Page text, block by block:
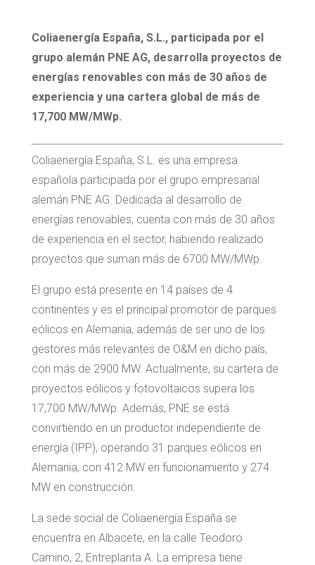
Coliaenergía España, S.L., participada por el
grupo alemán PNE AG, desarrolla proyectos de
energías renovables con más de 30 años de
experiencia y una cartera global de más de
17,700 MW/MWp.
Coliaenergía España, S.L. es una empresa
española participada por el grupo empresarial
alemán PNE AG. Dedicada al desarrollo de
energías renovables, cuenta con más de 30 años
de experiencia en el sector, habiendo realizado
proyectos que suman más de 6700 MW/MWp.
El grupo está presente en 14 países de 4
continentes y es el principal promotor de parques
eólicos en Alemania, además de ser uno de los
gestores más relevantes de O&M en dicho país,
con más de 2900 MW. Actualmente, su cartera de
proyectos eólicos y fotovoltaicos supera los
17,700 MW/MWp. Además, PNE se está
convirtiendo en un productor independiente de
energía (IPP), operando 31 parques eólicos en
Alemania, con 412 MW en funcionamiento y 274
MW en construcción.
La sede social de Coliaenergía España se
encuentra en Albacete, en la calle Teodoro
Camino, 2, Entreplanta A. La empresa tiene